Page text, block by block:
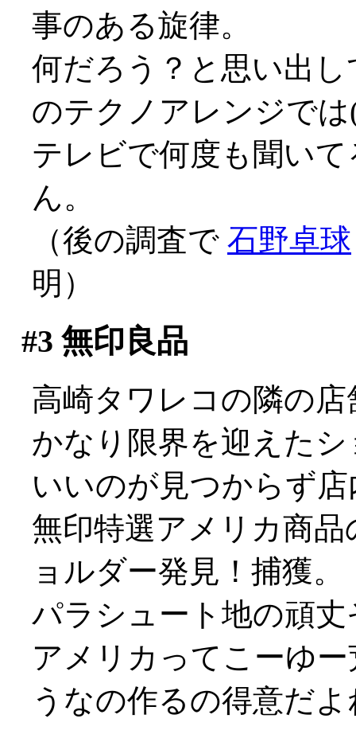
事のある旋律。
何だろう？と思い出
のテクノアレンジでは
テレビで何度も聞い
ん。
（後の調査で 石野卓球
明）
#3 無印良品
高崎タワレコの隣の
かなり限界を迎えた
いいのが見つからず
無印特選アメリカ商
ョルダー発見！捕獲。
パラシュート地の頑
アメリカってこーゆ
うなの作るの得意だ